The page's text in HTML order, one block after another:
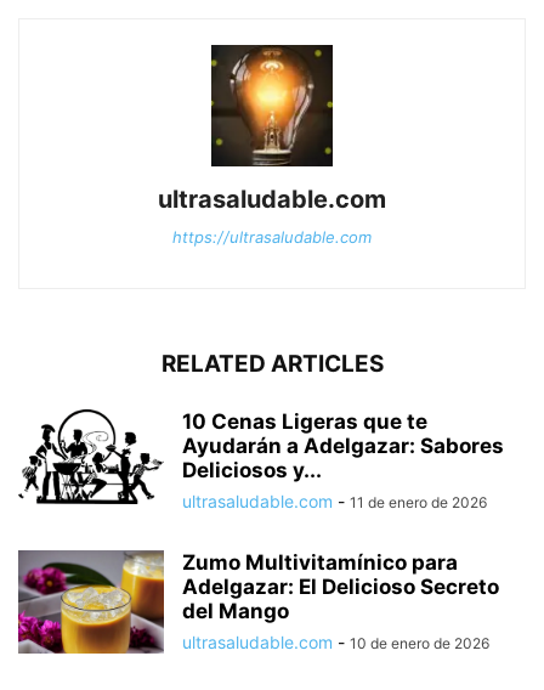
ultrasaludable.com
https://ultrasaludable.com
RELATED ARTICLES
10 Cenas Ligeras que te
Ayudarán a Adelgazar: Sabores
Deliciosos y...
ultrasaludable.com - 11 de enero de 2026
Zumo Multivitamínico para
Adelgazar: El Delicioso Secreto
del Mango
ultrasaludable.com - 10 de enero de 2026